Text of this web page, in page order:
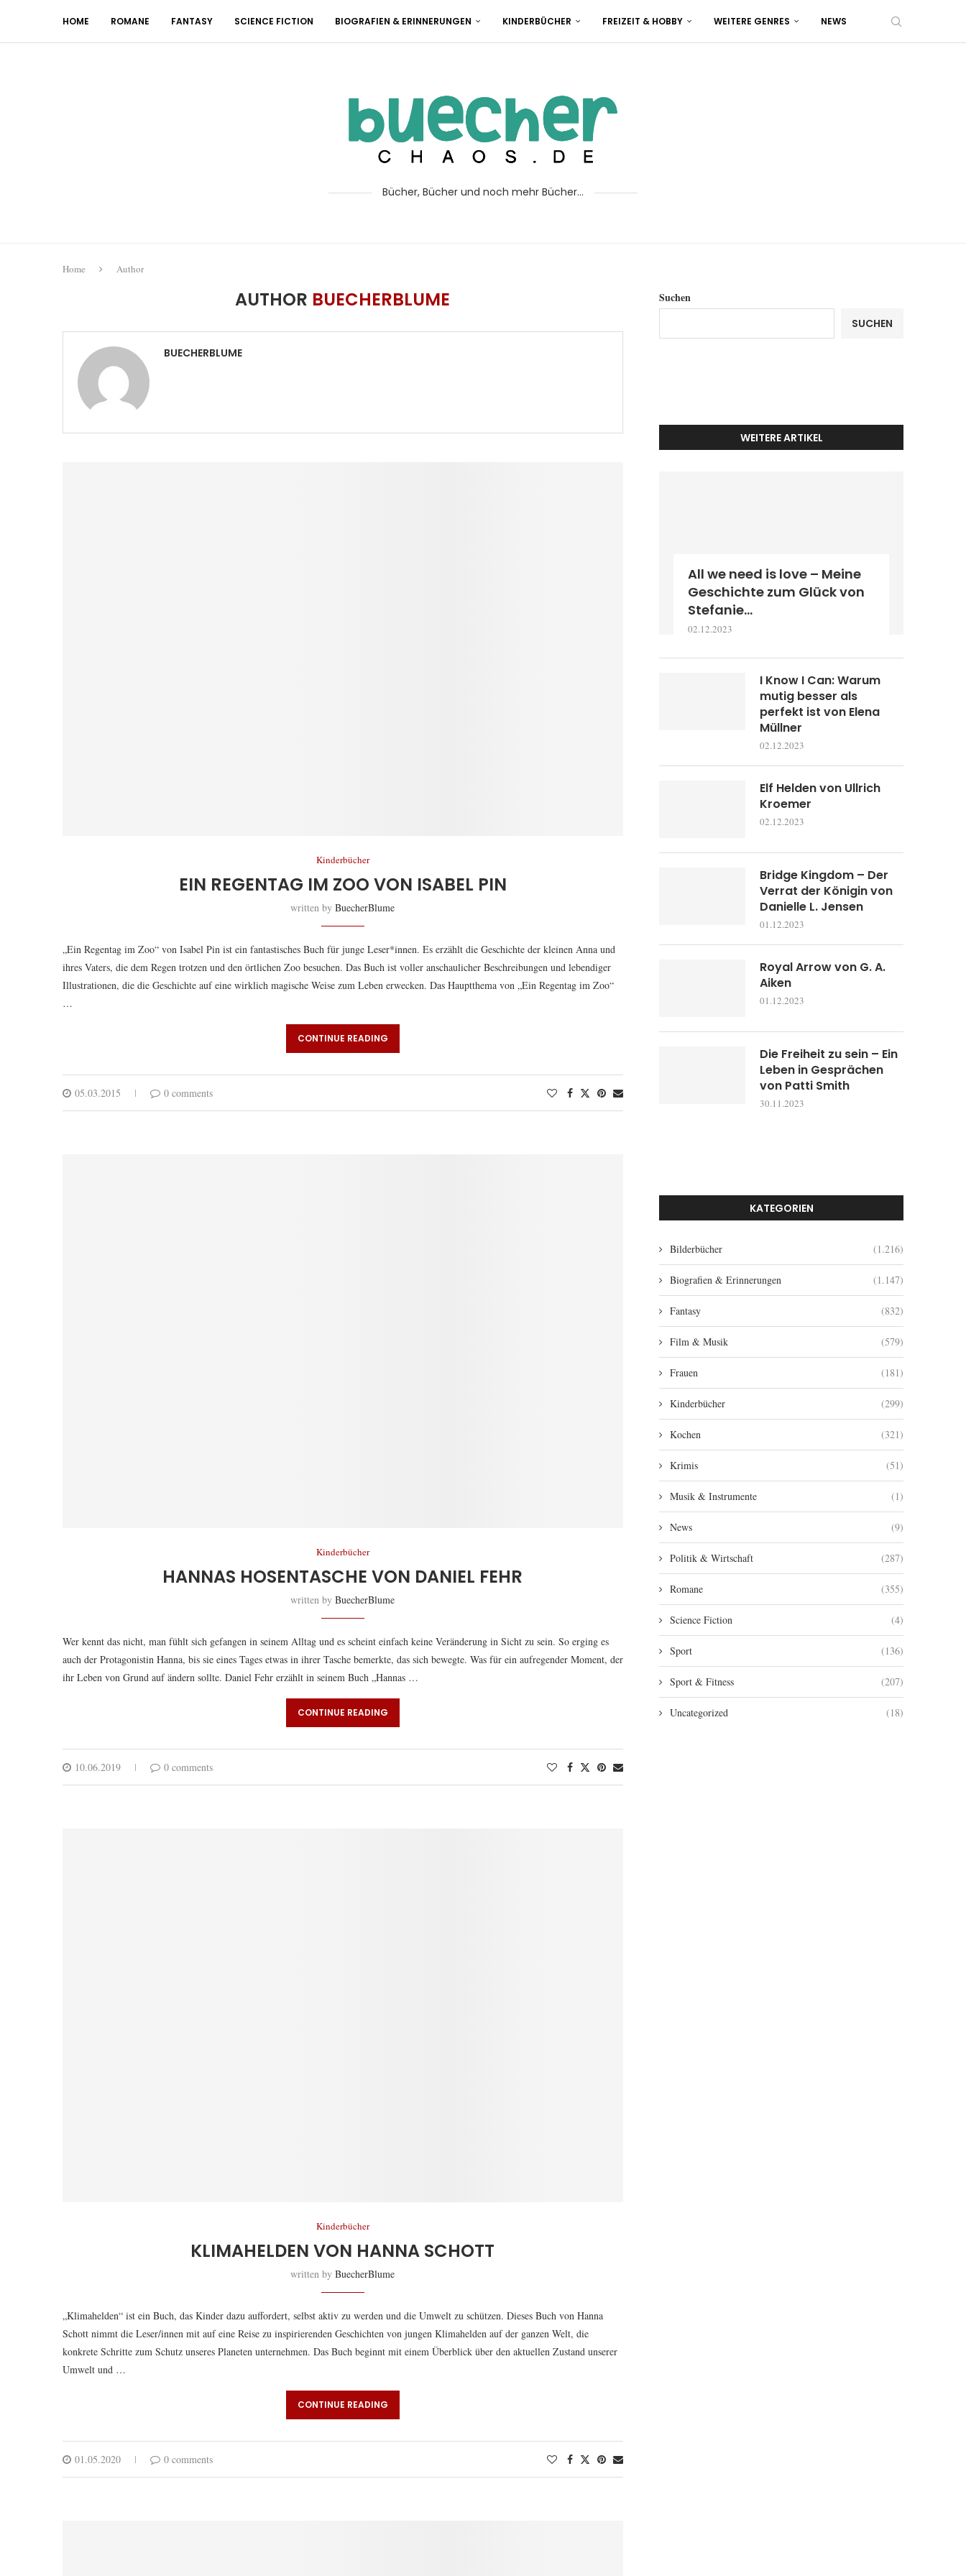
HOME ROMANE FANTASY SCIENCE FICTION BIOGRAFIEN & ERINNERUNGEN KINDERBÜCHER FREIZEIT & HOBBY WEITERE GENRES NEWS
Bücher, Bücher und noch mehr Bücher...
Home Author
AUTHOR BUECHERBLUME
BUECHERBLUME
Kinderbücher
EIN REGENTAG IM ZOO VON ISABEL PIN
written byBuecherBlume
„Ein Regentag im Zoo“ von Isabel Pin ist ein fantastisches Buch für junge Leser*innen. Es erzählt die Geschichte der kleinen Anna und
ihres Vaters, die dem Regen trotzen und den örtlichen Zoo besuchen. Das Buch ist voller anschaulicher Beschreibungen und lebendiger
Illustrationen, die die Geschichte auf eine wirklich magische Weise zum Leben erwecken. Das Hauptthema von „Ein Regentag im Zoo“
…
CONTINUE READING
05.03.2015 0 comments
Kinderbücher
HANNAS HOSENTASCHE VON DANIEL FEHR
written byBuecherBlume
Wer kennt das nicht, man fühlt sich gefangen in seinem Alltag und es scheint einfach keine Veränderung in Sicht zu sein. So erging es
auch der Protagonistin Hanna, bis sie eines Tages etwas in ihrer Tasche bemerkte, das sich bewegte. Was für ein aufregender Moment, der
ihr Leben von Grund auf ändern sollte. Daniel Fehr erzählt in seinem Buch „Hannas …
CONTINUE READING
10.06.2019 0 comments
Kinderbücher
KLIMAHELDEN VON HANNA SCHOTT
written byBuecherBlume
„Klimahelden“ ist ein Buch, das Kinder dazu auffordert, selbst aktiv zu werden und die Umwelt zu schützen. Dieses Buch von Hanna
Schott nimmt die Leser/innen mit auf eine Reise zu inspirierenden Geschichten von jungen Klimahelden auf der ganzen Welt, die
konkrete Schritte zum Schutz unseres Planeten unternehmen. Das Buch beginnt mit einem Überblick über den aktuellen Zustand unserer
Umwelt und …
CONTINUE READING
01.05.2020 0 comments
Suchen
SUCHEN
WEITERE ARTIKEL
All we need is love – Meine
Geschichte zum Glück von
Stefanie...
02.12.2023
I Know I Can: Warum
mutig besser als
perfekt ist von Elena
Müllner
02.12.2023
Elf Helden von Ullrich
Kroemer
02.12.2023
Bridge Kingdom – Der
Verrat der Königin von
Danielle L. Jensen
01.12.2023
Royal Arrow von G. A.
Aiken
01.12.2023
Die Freiheit zu sein – Ein
Leben in Gesprächen
von Patti Smith
30.11.2023
KATEGORIEN
Bilderbücher (1.216)
Biografien & Erinnerungen (1.147)
Fantasy (832)
Film & Musik (579)
Frauen (181)
Kinderbücher (299)
Kochen (321)
Krimis (51)
Musik & Instrumente (1)
News (9)
Politik & Wirtschaft (287)
Romane (355)
Science Fiction (4)
Sport (136)
Sport & Fitness (207)
Uncategorized (18)